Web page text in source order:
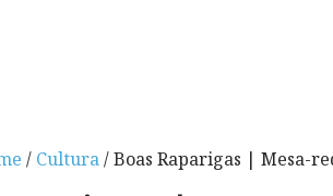
/ Cultura/ Boas Raparigas | Mesa-